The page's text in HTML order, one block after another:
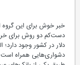
خبر خوش برای این گروه
دلار در کشور وجود دارد؛
دشواری‌هایی همراه است.